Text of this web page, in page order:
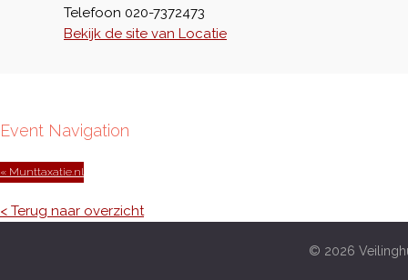
Telefoon 020-7372473
Bekijk de site van Locatie
Event Navigation
« Munttaxatie.nl
< Terug naar overzicht
© 2026